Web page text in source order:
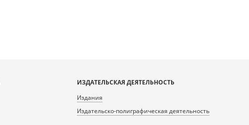
ИЗДАТЕЛЬСКАЯ ДЕЯТЕЛЬНОСТЬ
Издания
Издательско-полиграфическая деятельность